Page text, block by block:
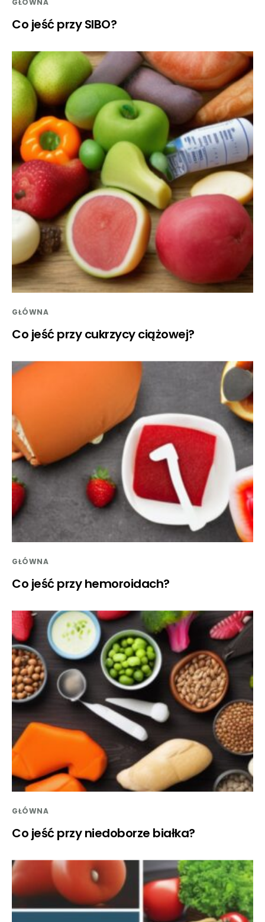
GŁÓWNA
Co jeść przy SIBO?
GŁÓWNA
Co jeść przy cukrzycy ciążowej?
GŁÓWNA
Co jeść przy hemoroidach?
GŁÓWNA
Co jeść przy niedoborze białka?